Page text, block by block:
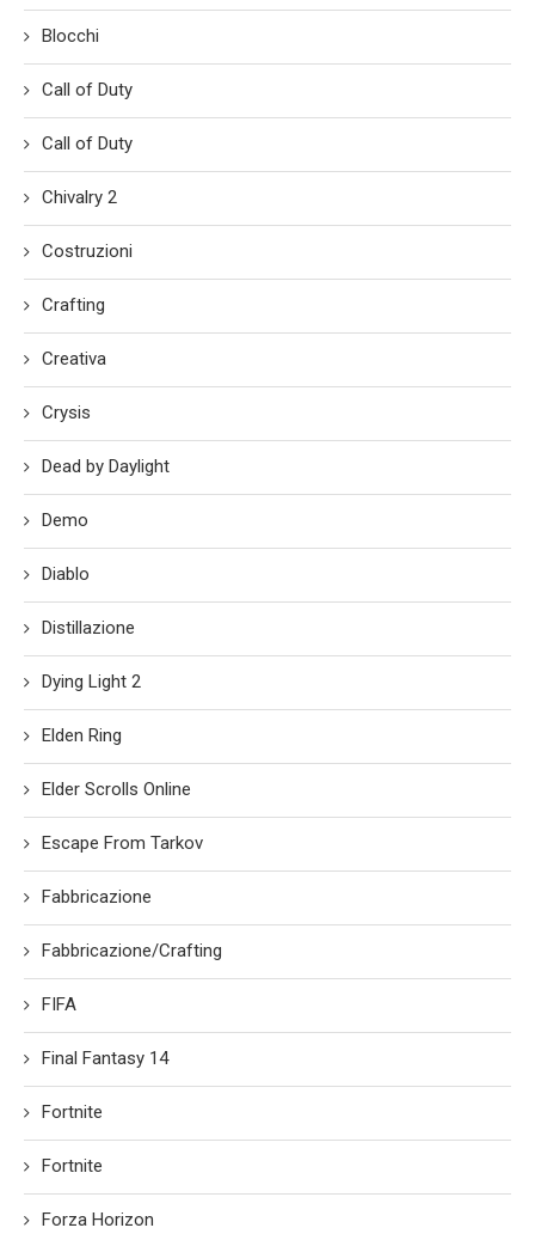
Blocchi
Call of Duty
Call of Duty
Chivalry 2
Costruzioni
Crafting
Creativa
Crysis
Dead by Daylight
Demo
Diablo
Distillazione
Dying Light 2
Elden Ring
Elder Scrolls Online
Escape From Tarkov
Fabbricazione
Fabbricazione/Crafting
FIFA
Final Fantasy 14
Fortnite
Fortnite
Forza Horizon